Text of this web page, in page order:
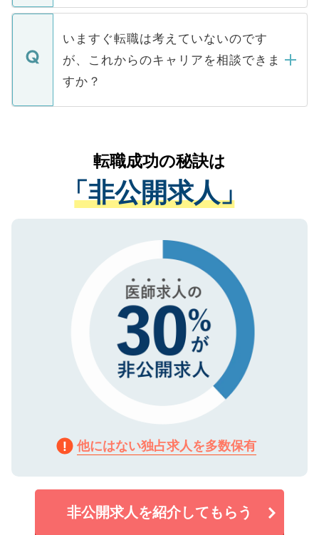
関を公にしてしまうと、応募が殺到する場
に、医療機関が求める条件に合った人材の
みを人材紹介会社に依頼するケースが増え
ています。
定を承諾する必要はありません。内定先へ
の辞退の連絡はキャリアパートナーが行い
個人情報が漏えいすることはありませんの
で、ご安心ください。当サイトからの登録
などで収集したご登録者様の個人情報は、
ご本人のキャリアアップおよび転職活動の
支援を目的に使用いたします。お預かりし
ているすべての個人データはご本人の許可
は、個人情報の取り扱いについての厳密な
管理基準を満たした事業者のみに付与され
る、プライバシーマークを取得済みです。
で、機密保持に関してもご安心ください。
いますぐ転職は考えていないのです
が、これからのキャリアを相談できま
すか？
かがいして、現在の医療機関の状況や紹介
経験をまじえながら、適切なアドバイスを
させていただきます。すぐにご転職をされ
ない方には、長期的なサポートが可能です
ので、まずはご登録ください。
転職成功の秘訣は
「非公開求人」
他にはない独占求人を多数保有
非公開求人を紹介してもらう